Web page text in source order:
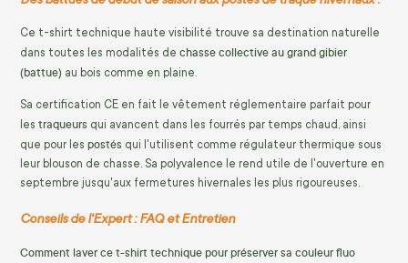
Ce t-shirt technique haute visibilité trouve sa destination naturelle
dans toutes les modalités de chasse collective au grand gibier
(battue) au bois comme en plaine.
Sa certification CE en fait le vêtement réglementaire parfait pour
les traqueurs qui avancent dans les fourrés par temps chaud, ainsi
que pour les postés qui l'utilisent comme régulateur thermique sous
leur blouson de chasse. Sa polyvalence le rend utile de l'ouverture en
septembre jusqu'aux fermetures hivernales les plus rigoureuses.
Conseils de l'Expert : FAQ et Entretien
Comment laver ce t-shirt technique pour préserver sa couleur fluo